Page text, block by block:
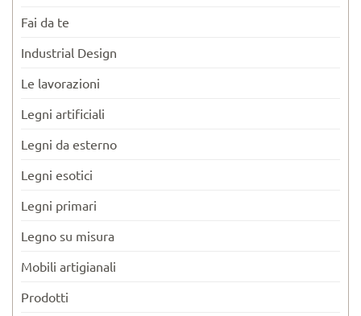
Fai da te
Industrial Design
Le lavorazioni
Legni artificiali
Legni da esterno
Legni esotici
Legni primari
Legno su misura
Mobili artigianali
Prodotti